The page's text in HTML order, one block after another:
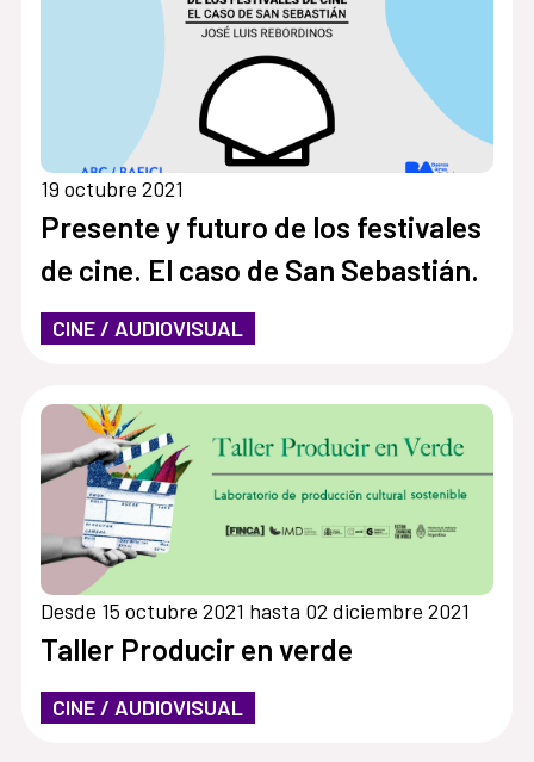
19 octubre 2021
Presente y futuro de los festivales
de cine. El caso de San Sebastián.
CINE / AUDIOVISUAL
Desde 15 octubre 2021 hasta 02 diciembre 2021
Taller Producir en verde
CINE / AUDIOVISUAL